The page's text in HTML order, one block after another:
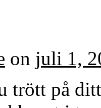
on juli 1,
trött på